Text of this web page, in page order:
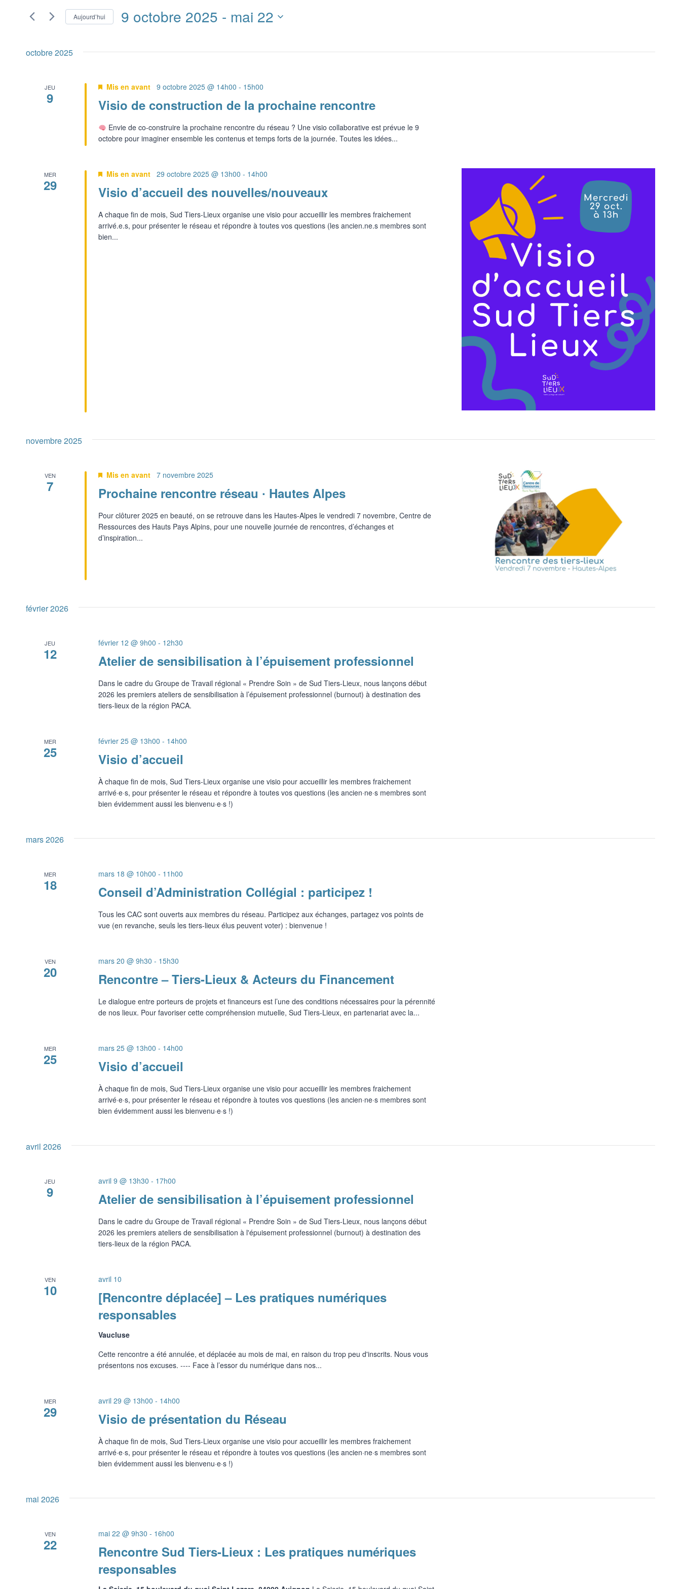
navigation
vues
Rechercher
Évènements
mot-
Aujourd’hui 9 octobre 2025 - mai 22
octobre 2025
JEU
9 Visio de construction de la prochaine rencontre
Mis en avant 9 octobre 2025 @ 14h00 - 15h00
Envie de co-construire la prochaine rencontre du réseau ? Une visio collaborative est prévue le 9
octobre pour imaginer ensemble les contenus et temps forts de la journée. Toutes les idées...
MER
29 Visio d’accueil des nouvelles/nouveaux
Mis en avant 29 octobre 2025 @ 13h00 - 14h00
A chaque fin de mois, Sud Tiers-Lieux organise une visio pour accueillir les membres fraichement
arrivé.e.s, pour présenter le réseau et répondre à toutes vos questions (les ancien.ne.s membres sont
bien...
novembre 2025
VEN
7 Prochaine rencontre réseau ∙ Hautes Alpes
Mis en avant 7 novembre 2025
Pour clôturer 2025 en beauté, on se retrouve dans les Hautes-Alpes le vendredi 7 novembre, Centre de
Ressources des Hauts Pays Alpins, pour une nouvelle journée de rencontres, d’échanges et
d’inspiration...
février 2026
JEU
12 Atelier de sensibilisation à l’épuisement professionnel
février 12 @ 9h00 - 12h30
Dans le cadre du Groupe de Travail régional « Prendre Soin » de Sud Tiers-Lieux, nous lançons début
2026 les premiers ateliers de sensibilisation à l’épuisement professionnel (burnout) à destination des
tiers-lieux de la région PACA.
MER
25 Visio d’accueil
février 25 @ 13h00 - 14h00
À chaque fin de mois, Sud Tiers-Lieux organise une visio pour accueillir les membres fraichement
arrivé·e·s, pour présenter le réseau et répondre à toutes vos questions (les ancien·ne·s membres sont
bien évidemment aussi les bienvenu·e·s !)
mars 2026
MER
18 Conseil d’Administration Collégial : participez !
mars 18 @ 10h00 - 11h00
Tous les CAC sont ouverts aux membres du réseau. Participez aux échanges, partagez vos points de
vue (en revanche, seuls les tiers-lieux élus peuvent voter) : bienvenue !
VEN
20 Rencontre – Tiers-Lieux & Acteurs du Financement
mars 20 @ 9h30 - 15h30
Le dialogue entre porteurs de projets et financeurs est l’une des conditions nécessaires pour la pérennité
de nos lieux. Pour favoriser cette compréhension mutuelle, Sud Tiers-Lieux, en partenariat avec la...
MER
25 Visio d’accueil
mars 25 @ 13h00 - 14h00
À chaque fin de mois, Sud Tiers-Lieux organise une visio pour accueillir les membres fraichement
arrivé·e·s, pour présenter le réseau et répondre à toutes vos questions (les ancien·ne·s membres sont
bien évidemment aussi les bienvenu·e·s !)
avril 2026
JEU
9 Atelier de sensibilisation à l’épuisement professionnel
avril 9 @ 13h30 - 17h00
Dans le cadre du Groupe de Travail régional « Prendre Soin » de Sud Tiers-Lieux, nous lançons début
2026 les premiers ateliers de sensibilisation à l'épuisement professionnel (burnout) à destination des
tiers-lieux de la région PACA.
VEN
10
[Rencontre déplacée] – Les pratiques numériques
responsables
avril 10
Vaucluse
Cette rencontre a été annulée, et déplacée au mois de mai, en raison du trop peu d'inscrits. Nous vous
présentons nos excuses. ---- Face à l’essor du numérique dans nos...
MER
29 Visio de présentation du Réseau
avril 29 @ 13h00 - 14h00
À chaque fin de mois, Sud Tiers-Lieux organise une visio pour accueillir les membres fraichement
arrivé·e·s, pour présenter le réseau et répondre à toutes vos questions (les ancien·ne·s membres sont
bien évidemment aussi les bienvenu·e·s !)
mai 2026
VEN
22
Rencontre Sud Tiers-Lieux : Les pratiques numériques
responsables
mai 22 @ 9h30 - 16h00